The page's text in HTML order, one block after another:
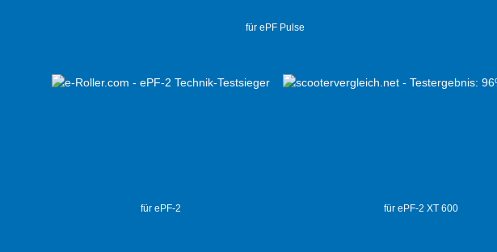
für ePF Pulse
für ePF-2 für ePF-2 XT 600